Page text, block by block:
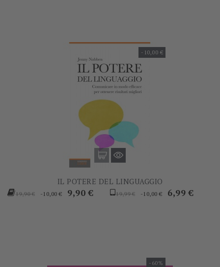
-10,00 €
IL POTERE DEL LINGUAGGIO
Prezzo
19,90 € -10,00 € Prezzo
9,90 €
Prezzo
19,99 € -10,00 € Prezzo
6,99 €
-60%